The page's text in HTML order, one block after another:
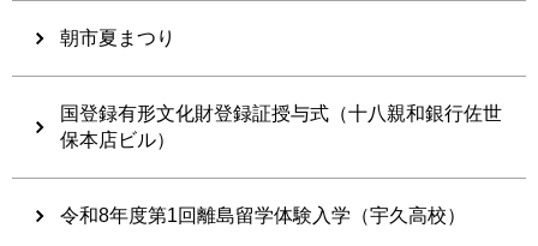
朝市夏まつり
国登録有形文化財登録証授与式（十八親和銀行佐世
保本店ビル）
令和8年度第1回離島留学体験入学（宇久高校）